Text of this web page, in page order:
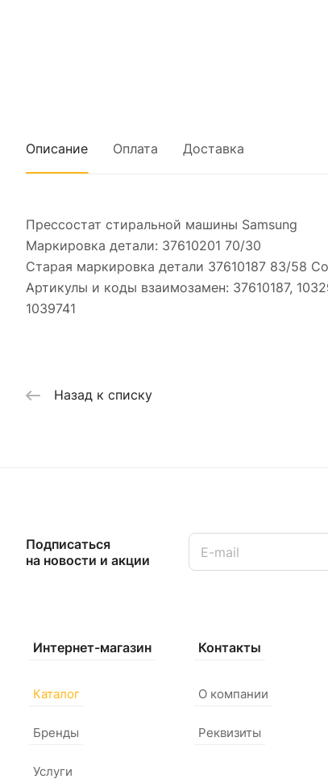
Описание Оплата Доставка
Прессостат стиральной машины Samsung
Маркировка детали: 37610201 70/30
Старая маркировка детали 37610187 83/58
Артикулы и коды взаимозамен: 37610187,
1039741
Назад к списку
Подписаться
на новости и акции
Интернет-магазин
Каталог
Бренды
Услуги
Контакты
О компании
Реквизиты